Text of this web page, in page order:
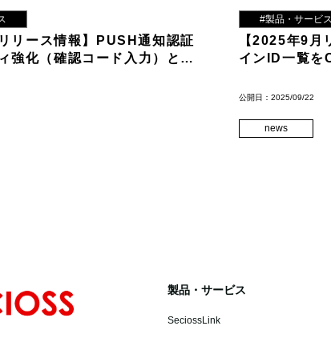
リース情報】PUSH通知認証
強化（確認コード入力）とリ
#製品・サービス
【2025年9月
インID一覧を
公開日：2025/09/22
news
製品・サービス
SeciossLink